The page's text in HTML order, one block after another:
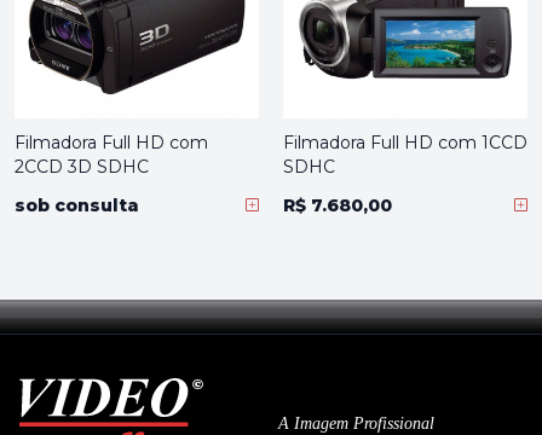
Filmadora Full HD com
2CCD 3D SDHC
sob consulta
Filmadora Full HD com 1CCD
SDHC
R$ 7.680,00
A Imagem Profissional